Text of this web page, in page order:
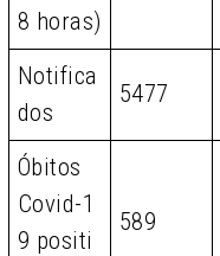
8 horas)
Notifica
dos
5477
Óbitos
Covid-1
9 positi
589